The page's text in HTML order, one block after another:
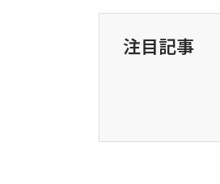
注目記事